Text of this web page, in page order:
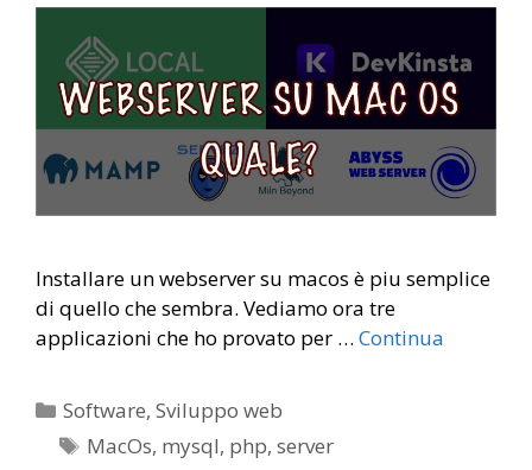
Installare un webserver su macos è piu semplice
di quello che sembra. Vediamo ora tre
applicazioni che ho provato per … Continua
Categorie
Software,Sviluppo web
Tag
MacOs, mysql, php,server